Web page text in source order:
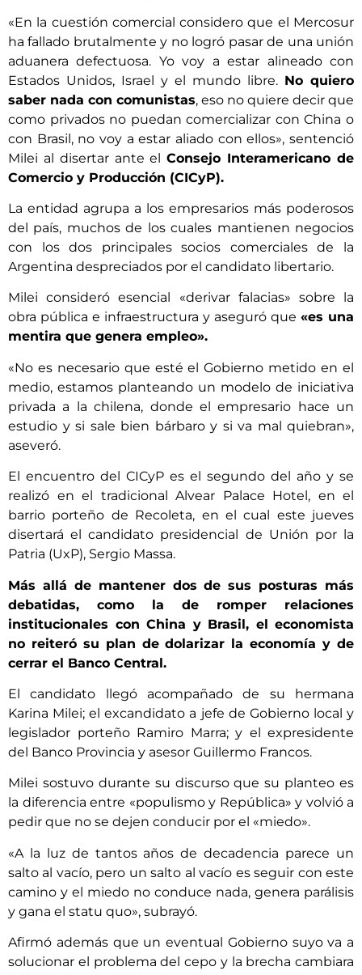
«En la cuestión comercial considero que el Mercosur
ha fallado brutalmente y no logró pasar de una unión
aduanera defectuosa. Yo voy a estar alineado con
Estados Unidos, Israel y el mundo libre. No quiero
saber nada con comunistas, eso no quiere decir que
como privados no puedan comercializar con China o
con Brasil, no voy a estar aliado con ellos», sentenció
Milei al disertar ante elConsejo Interamericano de
Comercio y Producción (CICyP).
La entidad agrupa a los empresarios más poderosos
del país, muchos de los cuales mantienen negocios
con los dos principales socios comerciales de la
Argentina despreciados por el candidato libertario.
Milei consideró esencial «derivar falacias» sobre la
obra pública e infraestructura y aseguró que «es una
mentira que genera empleo».
«No es necesario que esté el Gobierno metido en el
medio, estamos planteando un modelo de iniciativa
privada a la chilena, donde el empresario hace un
estudio y si sale bien bárbaro y si va mal quiebran»,
aseveró.
El encuentro del CICyP es el segundo del año y se
realizó en el tradicional Alvear Palace Hotel, en el
barrio porteño de Recoleta, en el cual este jueves
disertará el candidato presidencial de Unión por la
Patria (UxP), Sergio Massa.
Más allá de mantener dos de sus posturas más
debatidas, como la de romper relaciones
institucionales con China y Brasil, el economista
no reiteró su plan de dolarizar la economía y de
cerrar el Banco Central.
El candidato llegó acompañado de su hermana
Karina Milei; el excandidato a jefe de Gobierno local y
legislador porteño Ramiro Marra; y el expresidente
del Banco Provincia y asesor Guillermo Francos.
Milei sostuvo durante su discurso que su planteo es
la diferencia entre «populismo y República» y volvió a
pedir que no se dejen conducir por el «miedo».
«A la luz de tantos años de decadencia parece un
salto al vacío, pero un salto al vacío es seguir con este
camino y el miedo no conduce nada, genera parálisis
y gana el statu quo», subrayó.
Afirmó además que un eventual Gobierno suyo va a
solucionar el problema del cepo y la brecha cambiara